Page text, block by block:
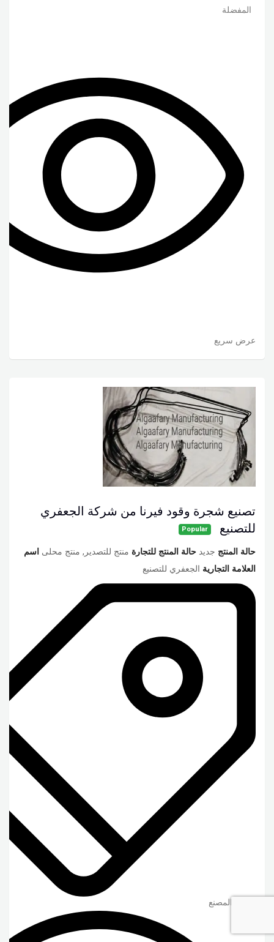
المفضلة
عرض سريع
تصنيع شجرة وقود فيرنا من شركة الجعفري
للتصنيع
Popular
حالة المنتج جديد حالة المنتج للتجارة منتج للتصدير, منتج محلى اسم
العلامة التجارية الجعفري للتصنيع
مصنع, المصنع